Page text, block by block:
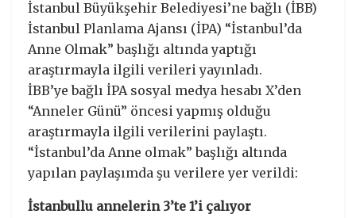
İstanbul Büyükşehir Belediyesi’ne bağlı (İBB)
İstanbul Planlama Ajansı (İPA) “İstanbul’da
Anne Olmak” başlığı altında yaptığı
araştırmayla ilgili verileri yayınladı.
İBB’ye bağlı İPA sosyal medya hesabı X’den
“Anneler Günü” öncesi yapmış olduğu
araştırmayla ilgili verilerini paylaştı.
“İstanbul’da Anne olmak” başlığı altında
yapılan paylaşımda şu verilere yer verildi:
İstanbullu annelerin 3’te 1’i çalıyor